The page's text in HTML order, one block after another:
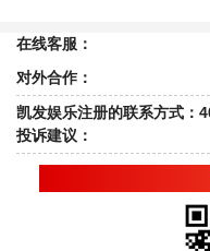
在线客服：
对外合作：
凯发娱乐注册的联系方式：
投诉建议：